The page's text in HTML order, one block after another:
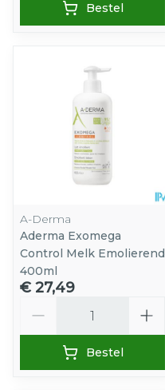
Bestel
A-Derma
Aderma Exomega
Control Melk Emolierend
400ml
€ 27,49
Bestel